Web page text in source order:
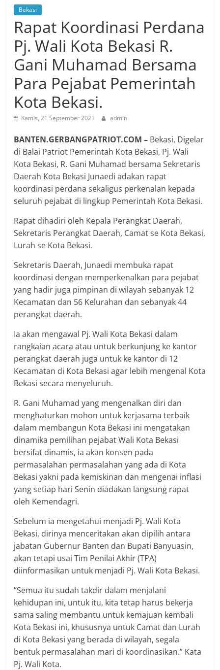
Bekasi
Rapat Koordinasi Perdana
Pj. Wali Kota Bekasi R.
Gani Muhamad Bersama
Para Pejabat Pemerintah
Kota Bekasi.
Kamis, 21 September 2023 admin
BANTEN.GERBANGPATRIOT.COM – Bekasi, Digelar
di Balai Patriot Pemerintah Kota Bekasi, Pj. Wali
Kota Bekasi, R. Gani Muhamad bersama Sekretaris
Daerah Kota Bekasi Junaedi adakan rapat
koordinasi perdana sekaligus perkenalan kepada
seluruh pejabat di lingkup Pemerintah Kota Bekasi.
Rapat dihadiri oleh Kepala Perangkat Daerah,
Sekretaris Perangkat Daerah, Camat se Kota Bekasi,
Lurah se Kota Bekasi.
Sekretaris Daerah, Junaedi membuka rapat
koordinasi dengan memperkenalkan para pejabat
yang hadir juga pimpinan di wilayah sebanyak 12
Kecamatan dan 56 Kelurahan dan sebanyak 44
perangkat daerah.
Ia akan mengawal Pj. Wali Kota Bekasi dalam
rangkaian acara atau untuk berkunjung ke kantor
perangkat daerah juga untuk ke kantor di 12
Kecamatan di Kota Bekasi agar lebih mengenal Kota
Bekasi secara menyeluruh.
R. Gani Muhamad yang mengenalkan diri dan
menghaturkan mohon untuk kerjasama terbaik
dalam membangun Kota Bekasi ini mengatakan
dinamika pemilihan pejabat Wali Kota Bekasi
bersifat dinamis, ia akan konsen pada
permasalahan permasalahan yang ada di Kota
Bekasi yakni pada kemiskinan dan mengenai inflasi
yang setiap hari Senin diadakan langsung rapat
oleh Kemendagri.
Sebelum ia mengetahui menjadi Pj. Wali Kota
Bekasi, dirinya menceritakan akan dipilih antara
jabatan Gubernur Banten dan Bupati Banyuasin,
akan tetapi usai Tim Penilai Akhir (TPA)
diinformasikan untuk menjadi Pj. Wali Kota Bekasi.
“Semua itu sudah takdir dalam menjalani
kehidupan ini, untuk itu, kita tetap harus bekerja
sama saling membantu untuk kemajuan kembali
Kota Bekasi ini, khususnya untuk Camat dan Lurah
di Kota Bekasi yang berada di wilayah, segala
bentuk permasalahan mari di koordinasikan.” Kata
Pj. Wali Kota.